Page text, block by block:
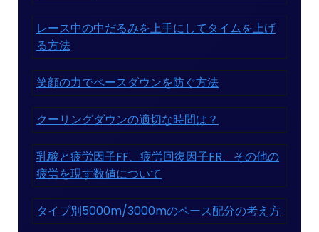
レース中の中だるみを上手にしてタイムを上げ
る方法
笑顔の力でペースダウンを防ぐ方法
クーリングダウンの適切な時間は？
乳酸と疲労因子FF、疲労回復因子FR、その他の
疲労を現す数値について
タイプ別5000m/3000mのペース配分の考え方